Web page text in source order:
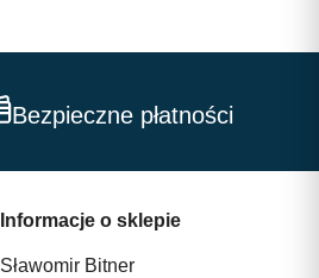
Bezpieczne płatności
Informacje o sklepie
Sławomir Bitner